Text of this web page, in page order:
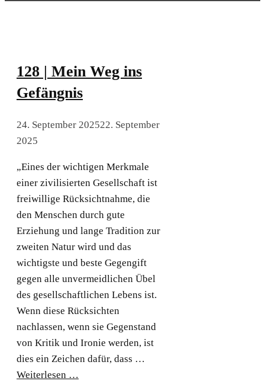
128 | Mein Weg ins
Gefängnis
24. September 202522. September
2025
„Eines der wichtigen Merkmale
einer zivilisierten Gesellschaft ist
freiwillige Rücksichtnahme, die
den Menschen durch gute
Erziehung und lange Tradition zur
zweiten Natur wird und das
wichtigste und beste Gegengift
gegen alle unvermeidlichen Übel
des gesellschaftlichen Lebens ist.
Wenn diese Rücksichten
nachlassen, wenn sie Gegenstand
von Kritik und Ironie werden, ist
dies ein Zeichen dafür, dass …
Weiterlesen …